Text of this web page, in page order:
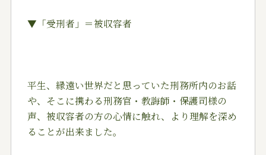
▼「受刑者」＝被収容者
平生、縁遠い世界だと思っていた刑務所内のお話
や、そこに携わる刑務官・教誨師・保護司様の
声、被収容者の方の心情に触れ、より理解を深め
ることが出来ました。